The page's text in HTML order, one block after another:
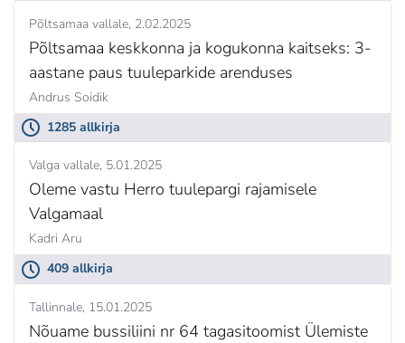
Põltsamaa vallale 2.02.2025
Põltsamaa keskkonna ja kogukonna kaitseks: 3-
aastane paus tuuleparkide arenduses
Andrus Soidik
1285 allkirja
Valga vallale 5.01.2025
Oleme vastu Herro tuulepargi rajamisele
Valgamaal
Kadri Aru
409 allkirja
Tallinnale 15.01.2025
Nõuame bussiliini nr 64 tagasitoomist Ülemiste